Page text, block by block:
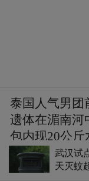
武汉试
天灭蚊
泰国人气男团
遗体在湄南河
包内现20公斤